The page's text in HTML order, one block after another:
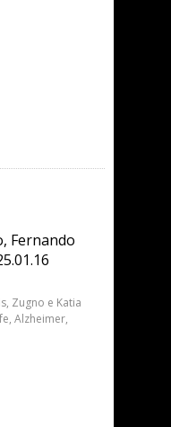
Fernando
Zugno e Katia
Alzheimer,